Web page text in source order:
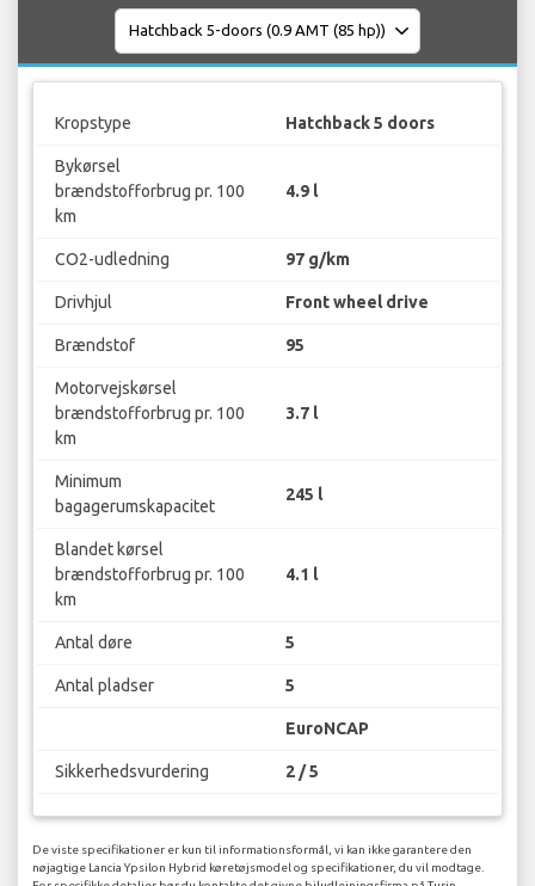
Kropstype Hatchback 5 doors
Bykørsel
brændstofforbrug pr. 100
km
4.9 l
CO2-udledning 97 g/km
Drivhjul Front wheel drive
Brændstof 95
Motorvejskørsel
brændstofforbrug pr. 100
km
3.7 l
Minimum
bagagerumskapacitet
245 l
Blandet kørsel
brændstofforbrug pr. 100
km
4.1 l
Antal døre 5
Antal pladser 5
EuroNCAP
Sikkerhedsvurdering 2 / 5
De viste specifikationer er kun til informationsformål, vi kan ikke garantere den
nøjagtige Lancia Ypsilon Hybrid køretøjsmodel og specifikationer, du vil modtage.